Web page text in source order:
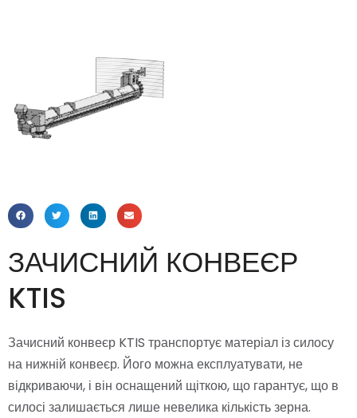
ЗАЧИСНИЙ КОНВЕЄР
KTIS
Зачисний конвеєр KTIS транспортує матеріал із силосу
на нижній конвеєр. Його можна експлуатувати, не
відкриваючи, і він оснащений щіткою, що гарантує, що в
силосі залишається лише невелика кількість зерна.